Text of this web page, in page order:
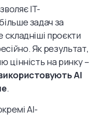
IT-
задач за
проєкти
Як результат,
цінність на ринку –
AI
.
AI-